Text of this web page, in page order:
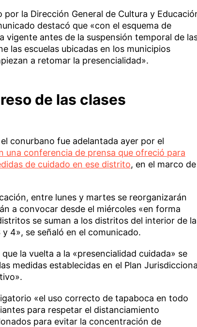
la Dirección General de Cultura y
destacó que «con el esquema de
vigente antes de la suspensión temporal de
las escuelas ubicadas en los municipios
a retomar la presencialidad».
de las clases
conurbano fue adelantada ayer por el
una conferencia de prensa que ofreció para
de cuidado en ese distrito, en el marco de
entre lunes y martes se reorganizarán
a convocar desde el miércoles «en forma
se suman a los distritos del interior de la
4», se señaló en el comunicado.
la vuelta a la «presencialidad cuidada» se
medidas establecidas en el Plan
«el uso correcto de tapaboca en todo
para respetar el distanciamiento
para evitar la concentración de